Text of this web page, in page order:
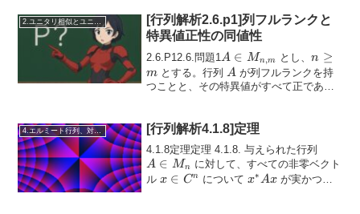
2.ユニタリ相似とユニタリ同値
[行列解析2.6.p1]列フルランクと
特異値正性の同値性
2.6.P12.6.問題1A \in
M_{n,m}
A ∈ Mn,m とし、n
\ge
m
n ≥
m とする。行列 A
A が列フルランクを持
つことと、その特異値がすべて正である
4.エルミート行列、対称行列、合同行列 [行列解析4.1.8]定理
4.1.8定理定理 4.1.8. 与えられた行列
\in
M_n
A ∈ Mn
に対して、すべての非零ベクト
ルx
x ∈ Cn について x^*
x∗Axが実かつ正